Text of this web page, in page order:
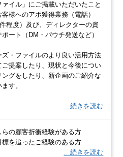
ァイル」にご掲載いただいたこと
様へのアポ獲得業務（電話）
件程度）及び、ディレクターの資
ート（DM・パウチ発送など）
ズ・ファイルのより良い活用方法
ご提案したり、現状と今後につい
ングをしたり、新企画のご紹介な
す。
…続きを読む
らの顧客折衝経験がある方
標を追ったご経験のある方
…続きを読む